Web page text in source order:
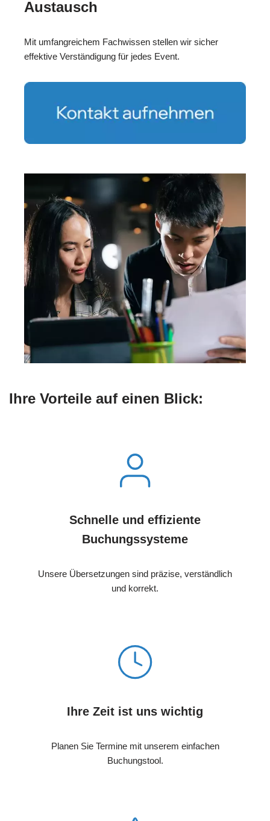
Austausch
Mit umfangreichem Fachwissen stellen wir sicher
effektive Verständigung für jedes Event.
Ihre Vorteile auf einen Blick:
Schnelle und effiziente
Buchungssysteme
Unsere Übersetzungen sind präzise, verständlich
und korrekt.
Ihre Zeit ist uns wichtig
Planen Sie Termine mit unserem einfachen
Buchungstool.